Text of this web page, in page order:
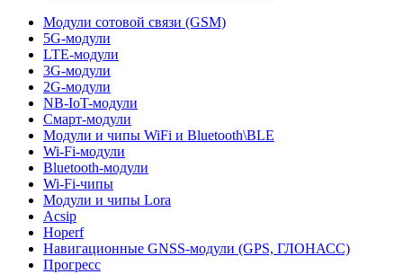
Модули сотовой связи (GSM)
5G-модули
LTE-модули
3G-модули
2G-модули
NB-IoT-модули
Смарт-модули
Модули и чипы WiFi и Bluetooth\BLE
Wi-Fi-модули
Bluetooth-модули
Wi-Fi-чипы
Модули и чипы Lora
Acsip
Hoperf
Навигационные GNSS-модули (GPS, ГЛОНАСС)
Прогресс